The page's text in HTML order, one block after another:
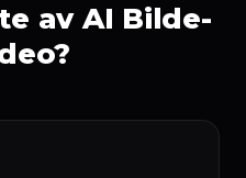
av AI Bilde-